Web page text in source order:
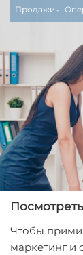
Продажи
Чтобы
маркетинг и